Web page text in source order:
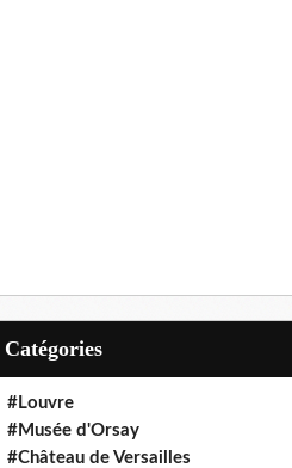
Catégories
#Louvre
#Musée d'Orsay
#Château de Versailles